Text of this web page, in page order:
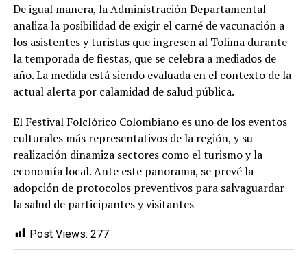
De igual manera, la Administración Departamental
analiza la posibilidad de exigir el carné de vacunación a
los asistentes y turistas que ingresen al Tolima durante
la temporada de fiestas, que se celebra a mediados de
año. La medida está siendo evaluada en el contexto de la
actual alerta por calamidad de salud pública.
El Festival Folclórico Colombiano es uno de los eventos
culturales más representativos de la región, y su
realización dinamiza sectores como el turismo y la
economía local. Ante este panorama, se prevé la
adopción de protocolos preventivos para salvaguardar
la salud de participantes y visitantes
Post Views: 277